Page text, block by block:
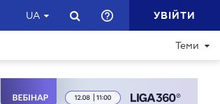
UA УВІЙТИ
Теми